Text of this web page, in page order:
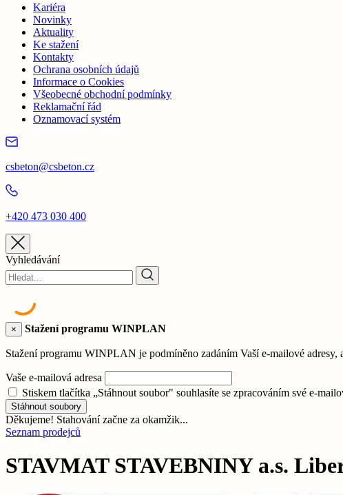
Kariéra
Novinky
Aktuality
Ke stažení
Kontakty
Ochrana osobních údajů
Informace o Cookies
Všeobecné obchodní podmínky
Reklamační řád
Oznamovací systém
csbeton@csbeton.cz
+420 473 030 400
Vyhledávání
× Stažení programu WINPLAN
Stažení programu WINPLAN je podmíněno zadáním Vaší e-mailové
Vaše e-mailová adresa
Stiskem tlačítka „Stáhnout soubor" souhlasíte se zpracováním své e-
Stáhnout soubory
Děkujeme! Stahování začne za okamžik...
Seznam prodejců
STAVMAT STAVEBNINY a.s.